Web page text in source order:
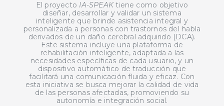
El proyecto IA-SPEAKtiene como objetivo
diseñar, desarrollar y validar un sistema
inteligente que brinde asistencia integral y
personalizada a personas con trastornos del habla
derivados de un daño cerebral adquirido (DCA).
Este sistema incluye una plataforma de
rehabilitación inteligente, adaptada a las
necesidades específicas de cada usuario, y un
dispositivo automático de traducción que
facilitará una comunicación fluida y eficaz. Con
esta iniciativa se busca mejorar la calidad de vida
de las personas afectadas, promoviendo su
autonomía e integración social.